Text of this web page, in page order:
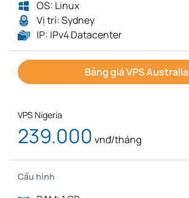
OS: Linux
Vị trí: Sydney
IP: IPv4 Datacenter
Bảng giá VPS Australia
VPS Nigeria
239.000 vnđ/tháng
Cấu hình